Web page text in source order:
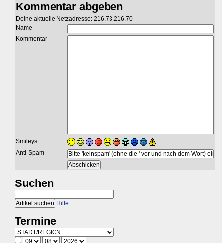
Kommentar abgeben
Deine aktuelle Netzadresse: 216.73.216.70
Name
Kommentar
Smileys
Anti-Spam
Suchen
Hilfe
Termine